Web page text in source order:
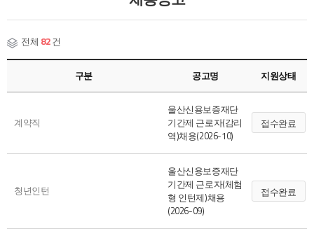
전체 82건
구분 공고명 지원상태
계약직
울산신용보증재단
기간제 근로자(감리
역)채용(2026-10)
접수완료
청년인턴
울산신용보증재단
기간제 근로자(체험
형 인턴제)채용
(2026-09)
접수완료